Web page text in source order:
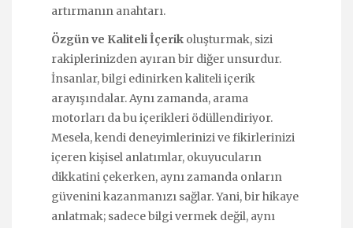
artırmanın anahtarı.
Özgün ve Kaliteli İçerik oluşturmak, sizi
rakiplerinizden ayıran bir diğer unsurdur.
İnsanlar, bilgi edinirken kaliteli içerik
arayışındalar. Aynı zamanda, arama
motorları da bu içerikleri ödüllendiriyor.
Mesela, kendi deneyimlerinizi ve fikirlerinizi
içeren kişisel anlatımlar, okuyucuların
dikkatini çekerken, aynı zamanda onların
güvenini kazanmanızı sağlar. Yani, bir hikaye
anlatmak; sadece bilgi vermek değil, aynı